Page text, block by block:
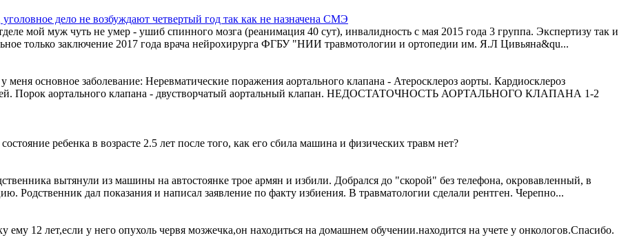
дело не возбуждают четвертый год так как не назначена СМЭ
мой муж чуть не умер - ушиб спинного мозга (реанимация 40 сут), инвалидность с мая 2015 года 3 группа. Экспертизу так и
только заключение 2017 года врача нейрохирурга ФГБУ "НИИ травмотологии и ортопедии им. Я.Л Цивьяна&qu...
основное заболевание: Неревматические поражения аортального клапана - Атеросклероз аорты. Кардиосклероз
Порок аортального клапана - двустворчатый аортальный клапан. НЕДОСТАТОЧНОСТЬ АОРТАЛЬНОГО КЛАПАНА 1-2
ребенка в возрасте 2.5 лет после того, как его сбила машина и физических травм нет?
вытянули из машины на автостоянке трое армян и избили. Добрался до "скорой" без телефона, окровавленный, в
Родственник дал показания и написал заявление по факту избиения. В травматологии сделали рентген. Черепно...
12 лет,если у него опухоль червя мозжечка,он находиться на домашнем обучении.находится на учете у онкологов.Спасибо.